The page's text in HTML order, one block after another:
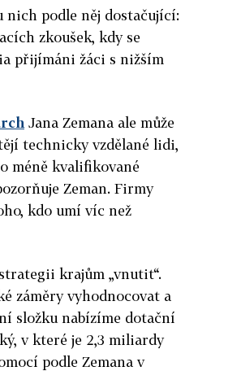
nich podle něj dostačující:
zkoušek, kdy se
přijímáni žáci s nižším
Jana Zemana ale může
technicky vzdělané lidi,
méně kvalifikované
Zeman. Firmy
kdo umí víc než
krajům „vnutit“.
záměry vyhodnocovat a
složku nabízíme dotační
v které je 2,3 miliardy
podle Zemana v